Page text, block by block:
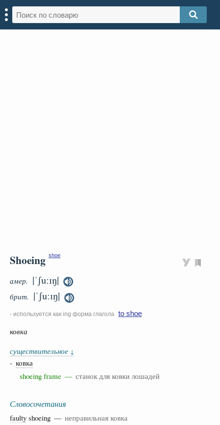
Shoeing shoe
амер. |ˈʃuːɪŋ|
брит. |ˈʃuːɪŋ|
- используется как ing форма глагола to shoe
ковка
существительное ↓
- ковка
shoeing frame — станок для ковки лошадей
Словосочетания
faulty shoeing — неправильная ковка